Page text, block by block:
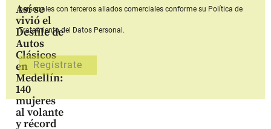
Así se
vivió el
Desfile de
Autos
Clásicos
en
Medellín:
140
mujeres
al volante
y récord
personales con terceros aliados comerciales conforme su Política de
Tratamiento del Datos Personal.